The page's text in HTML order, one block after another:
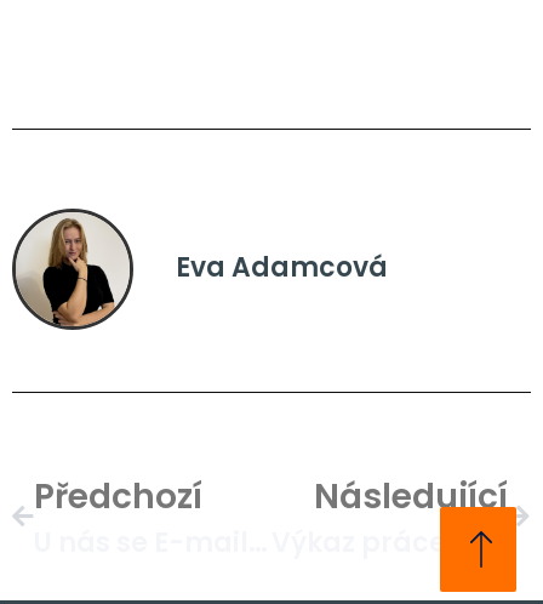
Eva Adamcová
Předchozí Následující
Výkaz práce jako na dlani